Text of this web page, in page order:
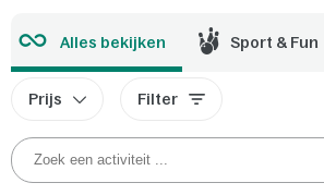
Alles bekijken Sport & Fun
Prijs Filter